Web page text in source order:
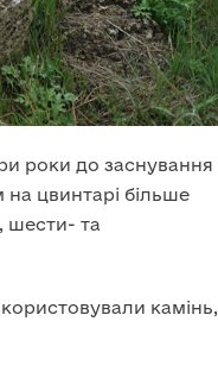
роки до заснування
цвинтарі більше
шести- та
камінь,